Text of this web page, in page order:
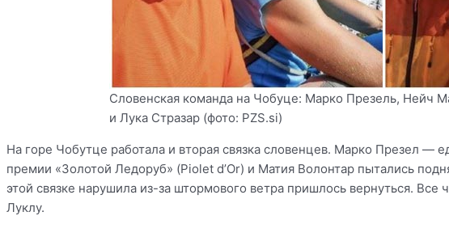
Словенская команда на Чобуце: Марко Презель, Нейч
и Лука Стразар (фото: PZS.si)
На горе Чобутце работала и вторая связка словенцев. Марко Презел —
премии «Золотой Ледоруб» (Piolet d’Or) и Матия Волонтар пытались
этой связке нарушила из-за штормового ветра пришлось вернуться. Все
Луклу.